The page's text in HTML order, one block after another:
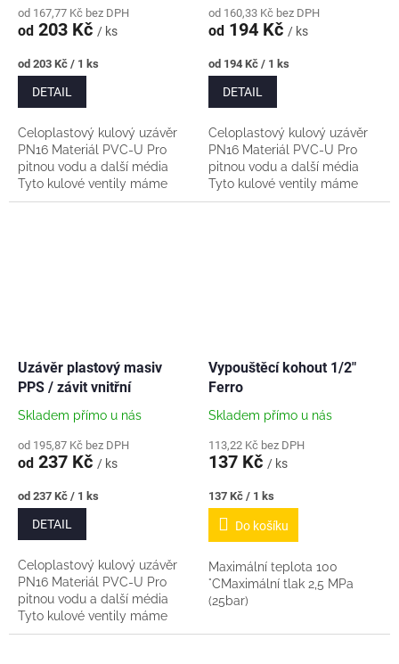
od 167,77 Kč bez DPH
od 203 Kč / ks
Měrná
cena:
od 203 Kč / 1 ks
DETAIL
Celoplastový kulový uzávěr
PN16 Materiál PVC-U Pro
pitnou vodu a další média
Tyto kulové ventily máme
sami dlouhodobě
od 160,33 Kč bez DPH
od 194 Kč / ks
Měrná
cena:
od 194 Kč / 1 ks
DETAIL
Celoplastový kulový uzávěr
PN16 Materiál PVC-U Pro
pitnou vodu a další média
Tyto kulové ventily máme
sami dlouhodobě
Uzávěr plastový masiv
PPS / závit vnitřní
Skladem přímo u nás
od 195,87 Kč bez DPH
od 237 Kč / ks
Měrná
cena:
od 237 Kč / 1 ks
DETAIL
Celoplastový kulový uzávěr
PN16 Materiál PVC-U Pro
pitnou vodu a další média
Tyto kulové ventily máme
sami dlouhodobě
Vypouštěcí kohout 1/2"
Ferro
Skladem přímo u nás
113,22 Kč bez DPH
137 Kč / ks
Měrná
cena:
137 Kč / 1 ks
Do košíku
Maximální teplota 100
°CMaximální tlak 2,5 MPa
(25bar)